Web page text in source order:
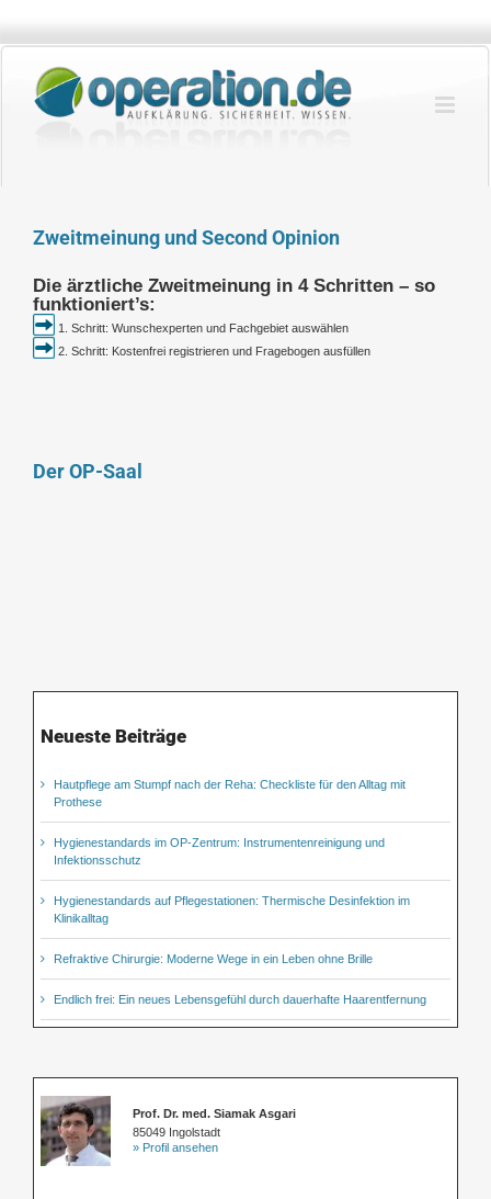
springen
Zweitmeinung und Second Opinion
Die ärztliche Zweitmeinung in 4 Schritten – so
funktioniert’s:
1. Schritt: Wunschexperten und Fachgebiet auswählen
2. Schritt: Kostenfrei registrieren und Fragebogen ausfüllen
Der OP-Saal
Neueste Beiträge
Hautpflege am Stumpf nach der Reha: Checkliste für den Alltag mit
Prothese
Hygienestandards im OP-Zentrum: Instrumentenreinigung und
Infektionsschutz
Hygienestandards auf Pflegestationen: Thermische Desinfektion im
Klinikalltag
Refraktive Chirurgie: Moderne Wege in ein Leben ohne Brille
Endlich frei: Ein neues Lebensgefühl durch dauerhafte Haarentfernung
Prof. Dr. med. Siamak Asgari
85049 Ingolstadt
» Profil ansehen